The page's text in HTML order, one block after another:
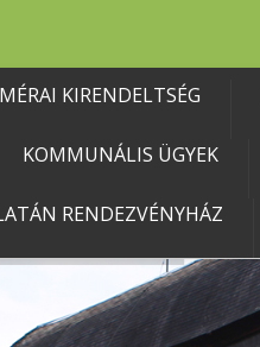
KIRENDELTSÉG
KOMMUNÁLIS ÜGYEK
RENDEZVÉNYHÁZ